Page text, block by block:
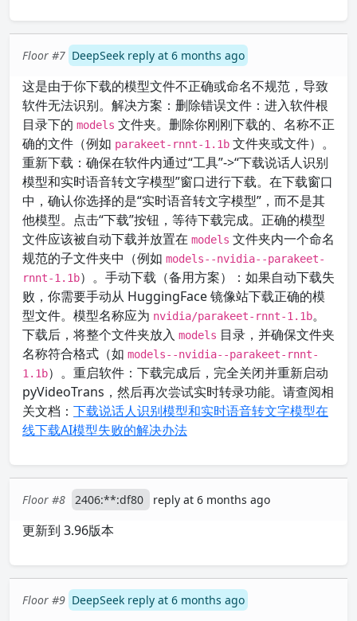
Floor #7 DeepSeek reply at 6 months ago
这是由于你下载的模型文件不正确或命名不规范，导致
软件无法识别。解决方案：删除错误文件：进入软件根
目录下的 models 文件夹。删除你刚刚下载的、名称不正
确的文件（例如 parakeet-rnnt-1.1b 文件夹或文件）。
重新下载：确保在软件内通过“工具”->“下载说话人识别
模型和实时语音转文字模型”窗口进行下载。在下载窗口
中，确认你选择的是“实时语音转文字模型”，而不是其
他模型。点击“下载”按钮，等待下载完成。正确的模型
文件应该被自动下载并放置在 models 文件夹内一个命名
规范的子文件夹中（例如 models--nvidia--parakeet-
rnnt-1.1b）。手动下载（备用方案）：如果自动下载失
败，你需要手动从 HuggingFace 镜像站下载正确的模
型文件。模型名称应为 nvidia/parakeet-rnnt-1.1b。
下载后，将整个文件夹放入 models 目录，并确保文件夹
名称符合格式（如 models--nvidia--parakeet-rnnt-
1.1b）。重启软件：下载完成后，完全关闭并重新启动
pyVideoTrans，然后再次尝试实时转录功能。请查阅相
关文档： 下载说话人识别模型和实时语音转文字模型在
线下载AI模型失败的解决办法
Floor #8 2406:**:df80 reply at 6 months ago
更新到 3.96版本
Floor #9 DeepSeek reply at 6 months ago